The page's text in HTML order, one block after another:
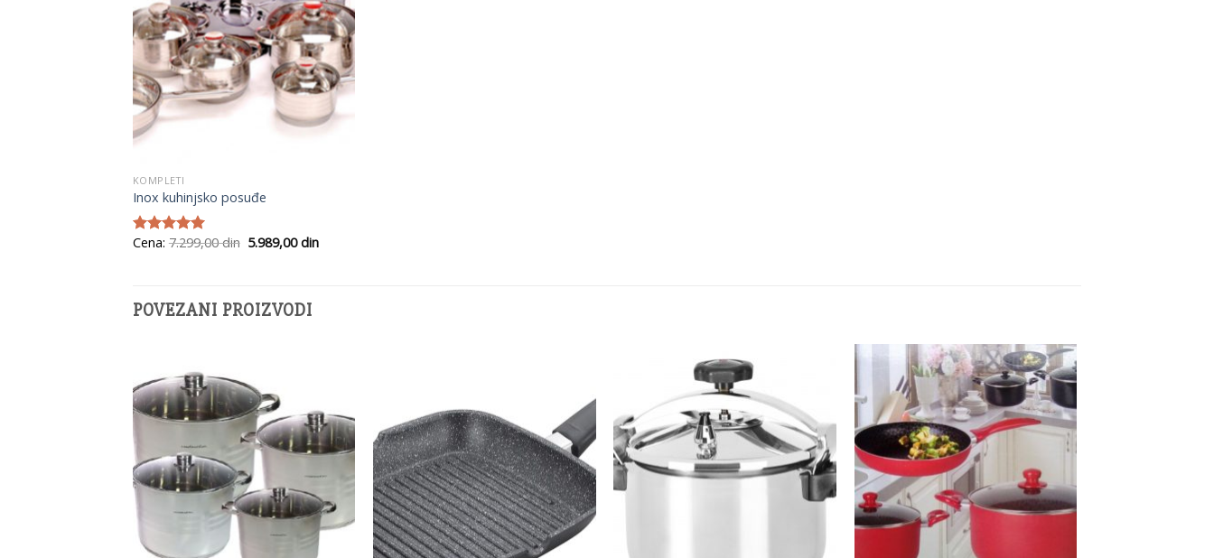
KOMPLETI
Inox kuhinjsko posuđe
Ocenjeno
Cena: 7.299,00din Originalna
din.
5.989,00dinTrenutna
POVEZANI PROIZVODI
Add to
Wishlist
Add to
Wishlist
Add to
Wishlist
Add to
Wishlist